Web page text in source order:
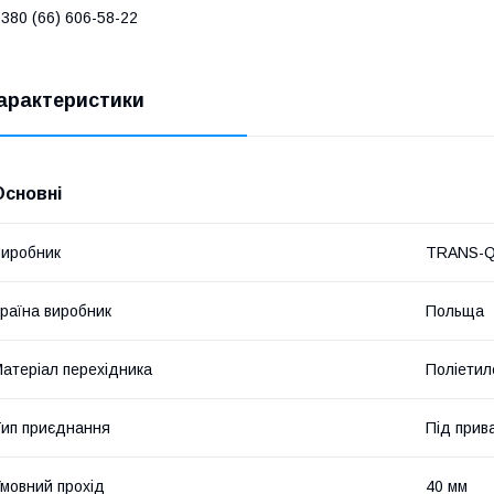
(66) 606-58-22
TRANS-
виробник Польща
перехідника
приєднання Під
прохід 40 мм